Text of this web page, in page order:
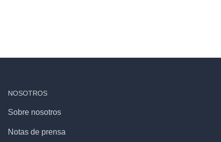
NOSOTROS
Sobre nosotros
Notas de prensa